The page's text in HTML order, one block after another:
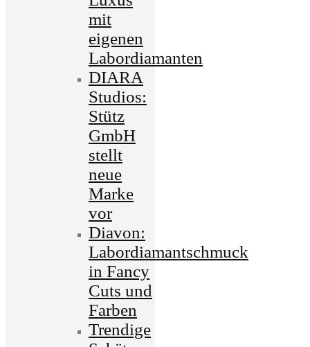
mit
eigenen
Labordiamanten
DIARA
Studios:
Stütz
GmbH
stellt
neue
Marke
vor
Diavon:
Labordiamantschmuck
in Fancy
Cuts und
Farben
Trendige